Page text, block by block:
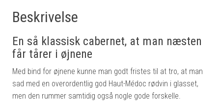
Beskrivelse
En så klassisk cabernet, at man næsten
får tårer i øjnene
Med bind for øjnene kunne man godt fristes til at tro, at man
sad med en overordentlig god Haut-Médoc rødvin i glasset,
men den rummer samtidig også nogle gode forskelle.